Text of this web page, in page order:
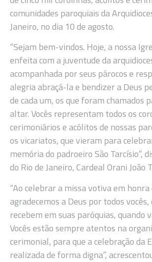
comunidades paroquiais da
Janeiro, no dia 10 de agosto.
“Sejam bem-vindos. Hoje, a nossa
enfeita com a juventude da
acompanhada por seus párocos e
alegria abraçá-la e bendizer a Deus
de cada um, os que foram chamados
altar. Vocês representam todos os
cerimoniários e acólitos de nossas
os vicariatos, que vieram para
memória do padroeiro São Tarcísio”,
do Rio de Janeiro, Cardeal Orani João
“Ao celebrar a missa votiva em honra
agradecemos a Deus por todos vocês,
recebem em suas paróquias, quando
Vocês estão sempre atentos na
cerimonial, para que a celebração da
realizada de forma digna”,